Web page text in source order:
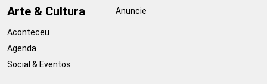
Arte & Cultura
Aconteceu
Agenda
Social & Eventos
Anuncie